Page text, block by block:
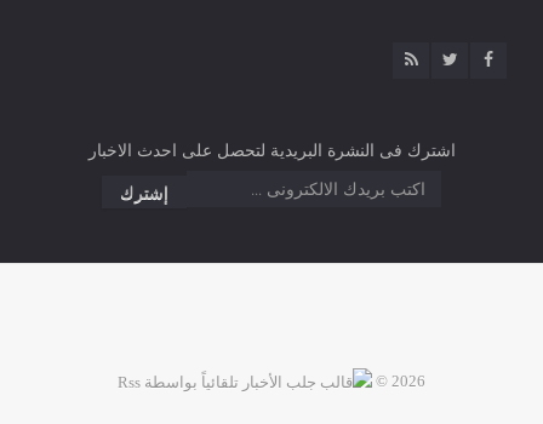
اشترك فى النشرة البريدية لتحصل على احدث الاخبار
2026 ©